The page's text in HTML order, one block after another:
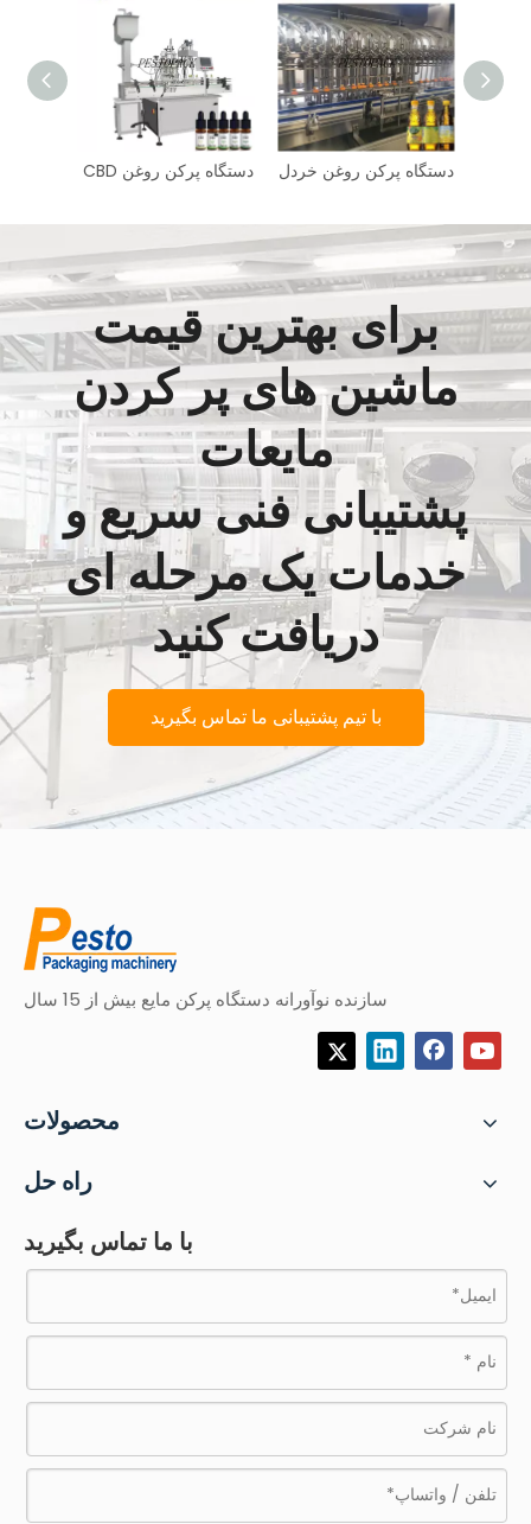
دستگاه پرکن روغن CBD دستگاه پرکن روغن خردل
برای بهترین قیمت
ماشین های پر کردن
مایعات
پشتیبانی فنی سریع و
خدمات یک مرحله ای
دریافت کنید
با تیم پشتیبانی ما تماس بگیرید
سازنده نوآورانه دستگاه پرکن مایع بیش از 15 سال
محصولات
راه حل
با ما تماس بگیرید